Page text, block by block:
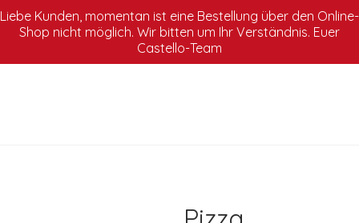
info@al-castello.net | 0841/9311786
Liebe Kunden, momentan ist eine Bestellung über den Online-
Shop nicht möglich. Wir bitten um Ihr Verständnis. Euer
Castello-Team